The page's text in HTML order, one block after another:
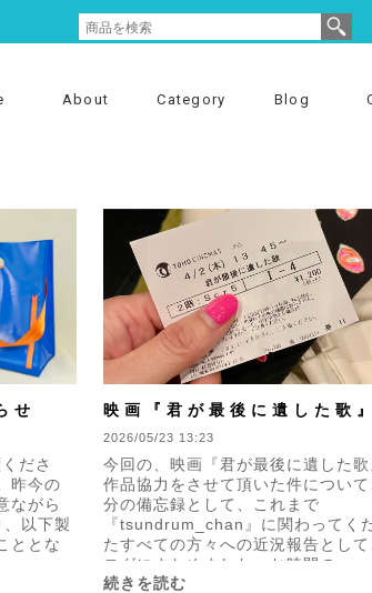
About Category Blog
せ
ださ
昨今の
ながら
以下製
ととな
映画『君が最後に遺した歌
品協力についてのお話
2026/05/23 13:23
今回の、映画『君が最後に遺した歌
作品協力をさせて頂いた件について
分の備忘録として、これまで
『tsundrum_chan』に関わってく
たすべての方々への近況報告とし
ログにまとめました。お時間の...
続きを読む